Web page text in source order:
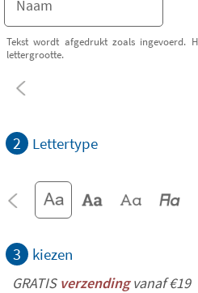
Tekst wordt afgedrukt zoals ingevoerd.
lettergrootte.
2 Lettertype
3 kiezen
GRATISverzendingvanaf €19